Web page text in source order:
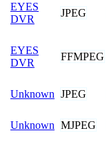
EYES
DVR
JPEG
EYES
DVR
FFMPEG
Unknown JPEG
Unknown MJPEG